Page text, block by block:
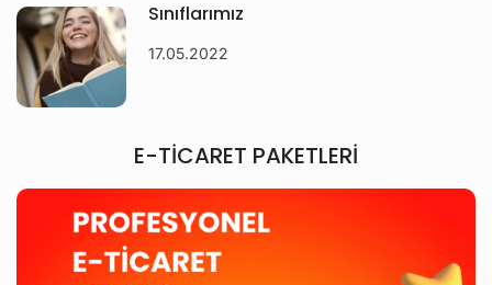
Sınıflarımız
17.05.2022
E-TİCARET PAKETLERİ